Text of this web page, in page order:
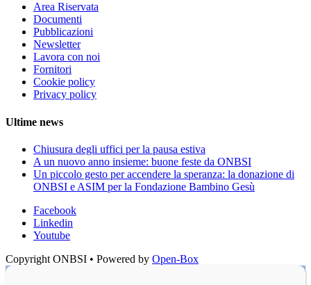
Area Riservata
Documenti
Pubblicazioni
Newsletter
Lavora con noi
Fornitori
Cookie policy
Privacy policy
Ultime news
Chiusura degli uffici per la pausa estiva
A un nuovo anno insieme: buone feste da ONBSI
Un piccolo gesto per accendere la speranza: la donazione di
ONBSI e ASIM per la Fondazione Bambino Gesù
Facebook
Linkedin
Youtube
Copyright ONBSI • Powered by Open-Box